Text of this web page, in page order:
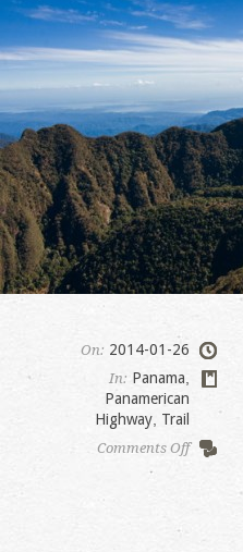
On: 2014-01-26
In: Panama
Panamerican
Highway Trail
Comments Offon
volcano,